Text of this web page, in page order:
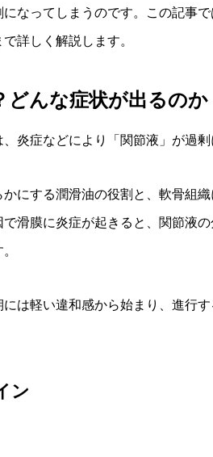
なってしまうのです。この記事
詳しく解説します。
どんな症状が出るのか
炎症などにより「関節液」が過
にする潤滑油の役割と、軟骨組
滑膜に炎症が起きると、関節液
は軽い違和感から始まり、進行
ン